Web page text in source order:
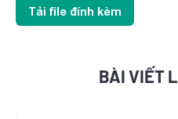
Tải file đính kèm
BÀI VIẾT